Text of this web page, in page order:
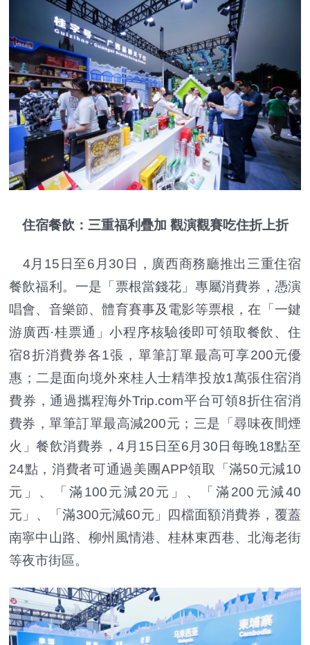
住宿餐飲：三重福利疊加 觀演觀賽吃住折上折
4月15日至6月30日，廣西商務廳推出三重住宿
餐飲福利。一是「票根當錢花」專屬消費券，憑演
唱會、音樂節、體育賽事及電影等票根，在「一鍵
游廣西·桂票通」小程序核驗後即可領取餐飲、住
宿8折消費券各1張，單筆訂單最高可享200元優
惠；二是面向境外來桂人士精準投放1萬張住宿消
費券，通過攜程海外Trip.com平台可領8折住宿消
費券，單筆訂單最高減200元；三是「尋味夜間煙
火」餐飲消費券，4月15日至6月30日每晚18點至
24點，消費者可通過美團APP領取「滿50元減10
元」、「滿100元減20元」、「滿200元減40
元」、「滿300元減60元」四檔面額消費券，覆蓋
南寧中山路、柳州風情港、桂林東西巷、北海老街
等夜市街區。